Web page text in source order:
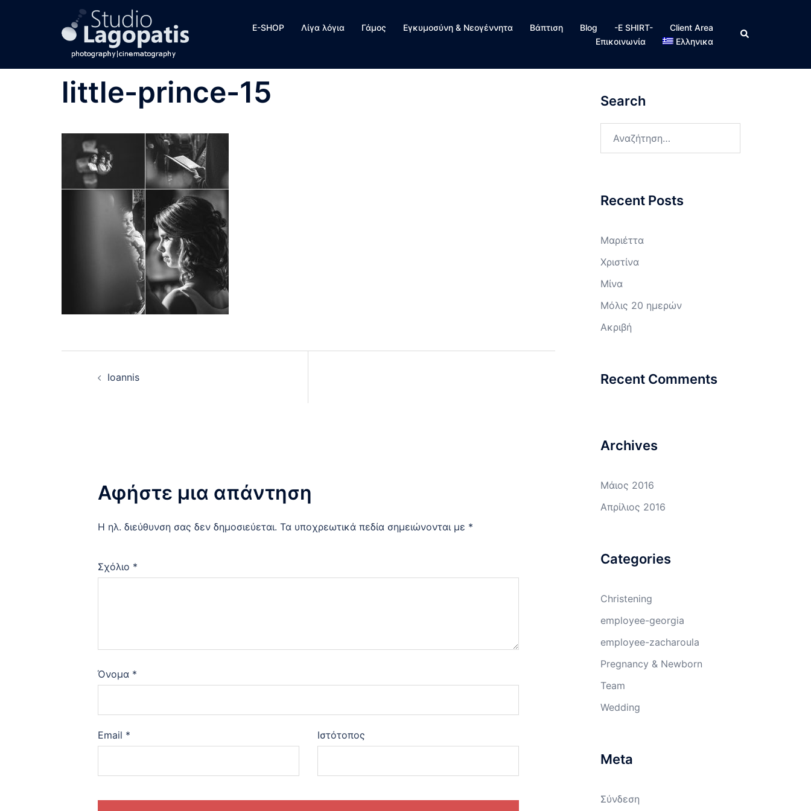
E-SHOP Λίγα λόγια Γάμος Εγκυμοσύνη & Νεογέννητα Βάπτιση Blog -E SHIRT-
Client Area
Επικοινωνία
Ελληνικα
Search
little-prince-15
navigation
Ioannis
Αφήστε μια απάντηση
Η ηλ. διεύθυνση σας δεν δημοσιεύεται. Τα υποχρεωτικά πεδία σημειώνονται με *
Σχόλιο *
Όνομα *
Email * Ιστότοπος
Search
Recent Posts
Μαριέττα
Χριστίνα
Μίνα
Μόλις 20 ημερών
Ακριβή
Recent Comments
Archives
Μάιος 2016
Απρίλιος 2016
Categories
Christening
employee-georgia
employee-zacharoula
Pregnancy & Newborn
Team
Wedding
Meta
Σύνδεση